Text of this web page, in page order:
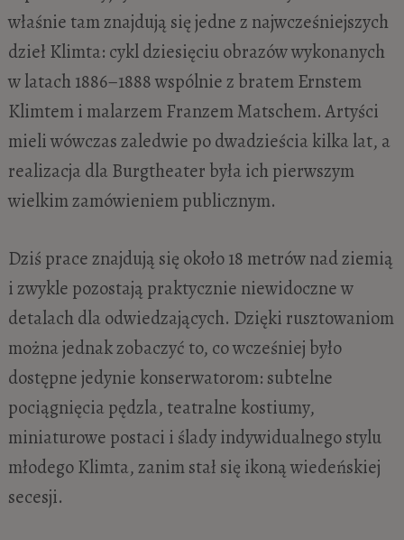
właśnie tam znajdują się jedne z najwcześniejszych
dzieł Klimta: cykl dziesięciu obrazów wykonanych
w latach 1886–1888 wspólnie z bratem Ernstem
Klimtem i malarzem Franzem Matschem. Artyści
mieli wówczas zaledwie po dwadzieścia kilka lat, a
realizacja dla Burgtheater była ich pierwszym
wielkim zamówieniem publicznym.
Dziś prace znajdują się około 18 metrów nad ziemią
i zwykle pozostają praktycznie niewidoczne w
detalach dla odwiedzających. Dzięki rusztowaniom
można jednak zobaczyć to, co wcześniej było
dostępne jedynie konserwatorom: subtelne
pociągnięcia pędzla, teatralne kostiumy,
miniaturowe postaci i ślady indywidualnego stylu
młodego Klimta, zanim stał się ikoną wiedeńskiej
secesji.